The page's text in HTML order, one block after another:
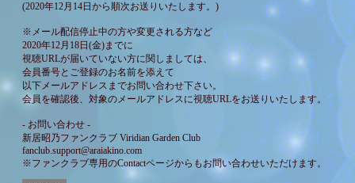
(2020年12月14日から順次お送りいたします。)
※メール配信停止中の方や変更される方など
2020年12月18日(金)までに
視聴URLが届いていない方に関しましては、
会員番号とご登録のお名前を添えて
以下メールアドレスまでお問い合わせ下さい。
会員を確認後、対象のメールアドレスに視聴URLをお送りいたします。
- お問い合わせ -
新居昭乃ファンクラブ Viridian Garden Club
fanclub.support@araiakino.com
※ファンクラブ専用のContactページからもお問い合わせいただけます。